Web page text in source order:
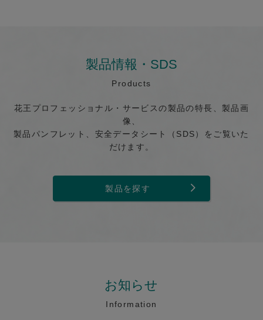
製品情報・SDS
Products
花王プロフェッショナル・サービスの製品の特長、製品画
像、
製品パンフレット、安全データシート（SDS）をご覧いた
だけます。
製品を探す
お知らせ
Information